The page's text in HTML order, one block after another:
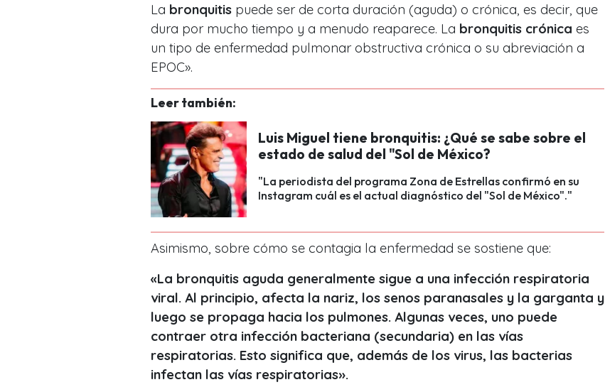
La bronquitis puede ser de corta duración (aguda) o crónica, es decir, que
dura por mucho tiempo y a menudo reaparece. La bronquitis crónica es
un tipo de enfermedad pulmonar obstructiva crónica o su abreviación a
EPOC».
Leer también:
Luis Miguel tiene bronquitis: ¿Qué se sabe sobre el
estado de salud del "Sol de México?
"La periodista del programa Zona de Estrellas confirmó en su
Instagram cuál es el actual diagnóstico del "Sol de México"."
Asimismo, sobre cómo se contagia la enfermedad se sostiene que:
«La bronquitis aguda generalmente sigue a una infección respiratoria
viral. Al principio, afecta la nariz, los senos paranasales y la garganta y
luego se propaga hacia los pulmones. Algunas veces, uno puede
contraer otra infección bacteriana (secundaria) en las vías
respiratorias. Esto significa que, además de los virus, las bacterias
infectan las vías respiratorias».